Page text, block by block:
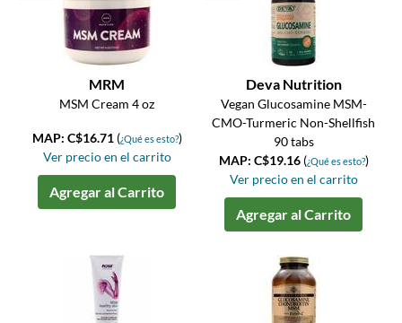
MRM
MSM Cream 4 oz
MAP: C$16.71 (¿Qué es esto?)
Ver precio en el carrito
Agregar al Carrito
Deva Nutrition
Vegan Glucosamine MSM-
CMO-Turmeric Non-Shellfish
90 tabs
MAP: C$19.16 (¿Qué es esto?)
Ver precio en el carrito
Agregar al Carrito